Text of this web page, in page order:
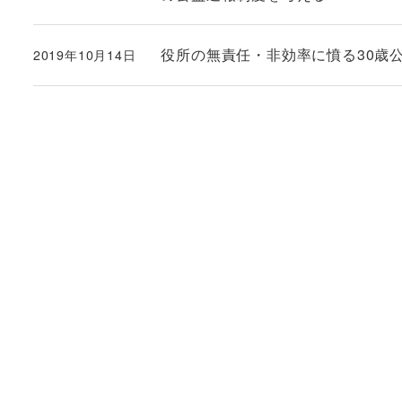
役所の無責任・非効率に憤る30歳
投稿日
2019年10月14日